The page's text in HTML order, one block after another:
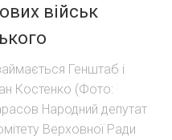
військ
Генштаб і
Костенко (Фото:
Народний депутат
Верховної Ради